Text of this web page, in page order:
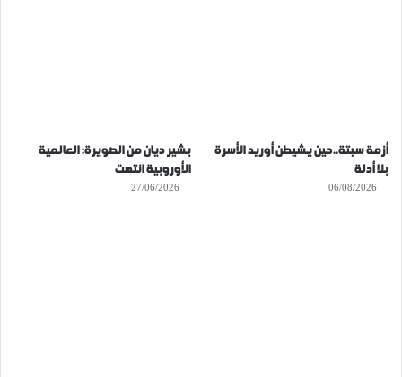
أزمة سبتة..حين يشيطن أوريد الأسرة
بلا أدلة
06/08/2026
بشير ديان من الصويرة: العالمية
الأوروبية انتهت
27/06/2026